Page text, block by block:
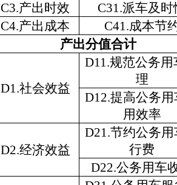
C3.产出时效
C31.派车及时
C4.产出成本
C41.成本节
产出分值合计
D1.社会效益
D11.规范公务用
理
D12.提高公务用
用效率
D2.经济效益
D21.节约公务用
行费
D22.公务用车